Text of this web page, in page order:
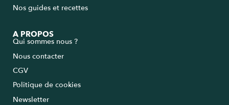
Nos guides et recettes
A PROPOS
Qui sommes nous ?
Nous contacter
CGV
Politique de cookies
Newsletter